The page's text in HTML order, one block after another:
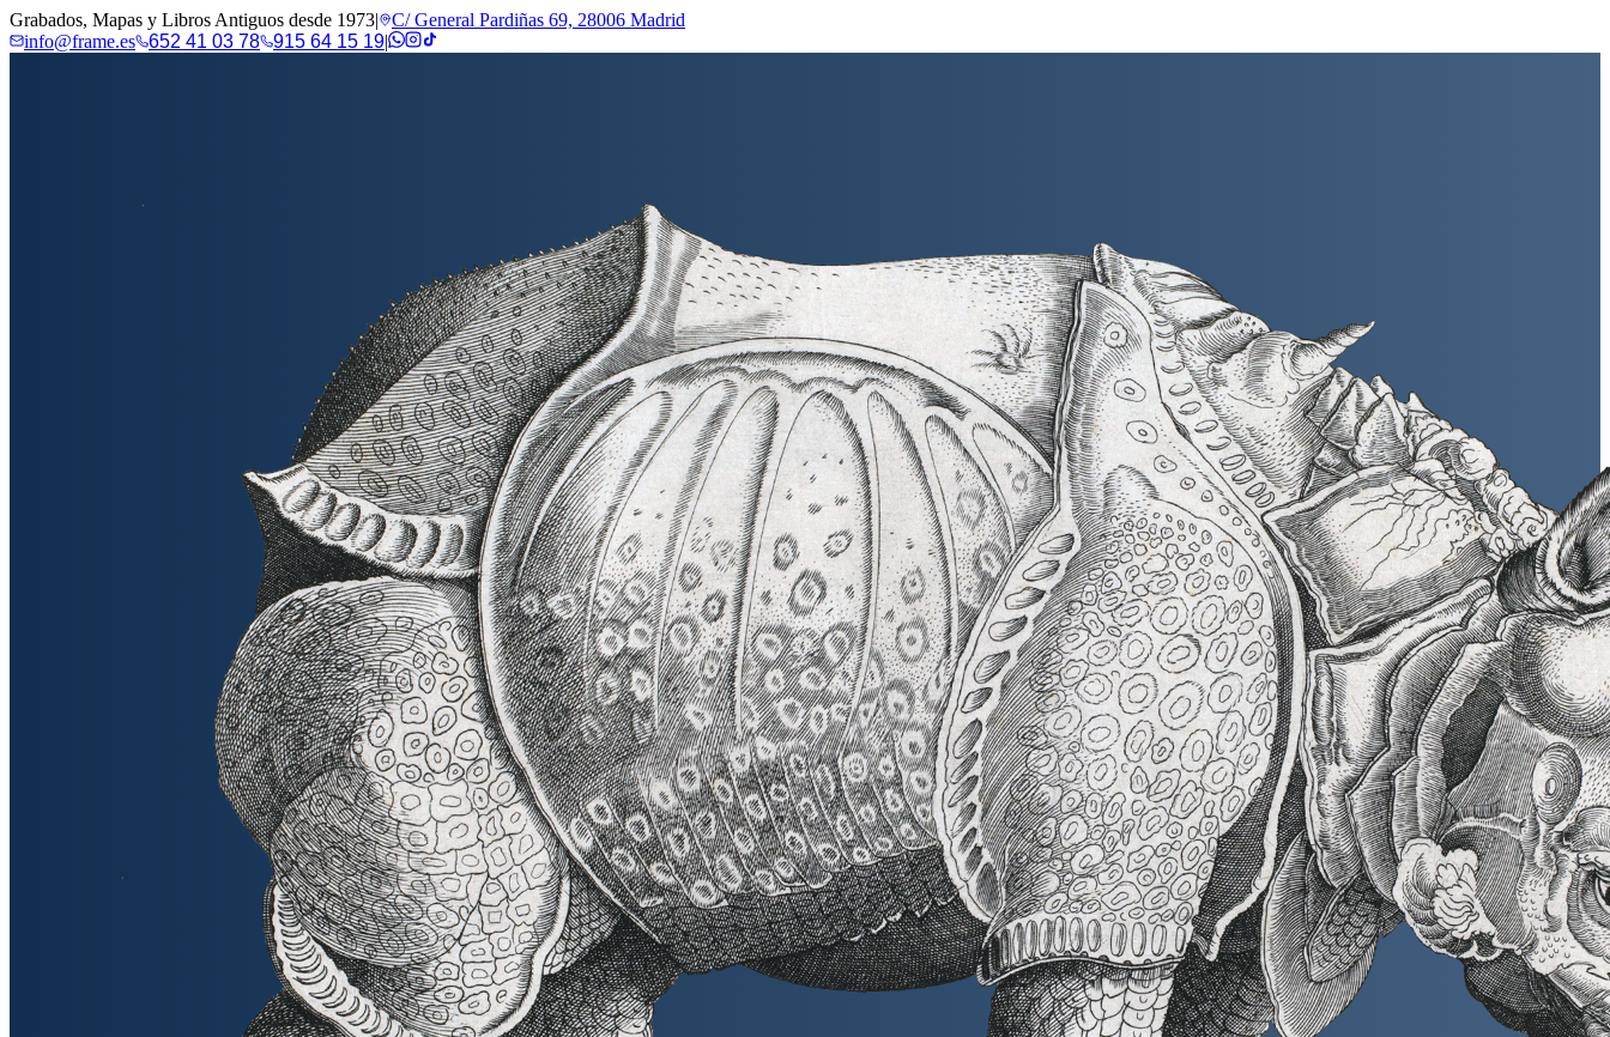
Grabados, Mapas y Libros Antiguos desde 1973|
C/ General Pardiñas 69, 28006 Madrid
info@frame.es
652 41 03 78 915 64 15 19|